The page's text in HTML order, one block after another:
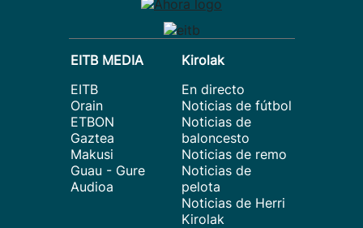
EITB MEDIA
EITB
Orain
ETBON
Gaztea
Makusi
Guau - Gure
Audioa
Kirolak
En directo
Noticias de fútbol
Noticias de
baloncesto
Noticias de remo
Noticias de
pelota
Noticias de Herri
Kirolak